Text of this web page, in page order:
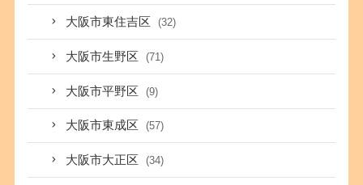
大阪市東住吉区 (32)
大阪市生野区 (71)
大阪市平野区 (9)
大阪市東成区 (57)
大阪市大正区 (34)